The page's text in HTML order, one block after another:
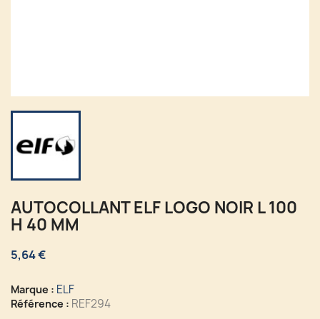
AUTOCOLLANT ELF LOGO NOIR L 100
H 40 MM
5,64 €
Marque : ELF
Référence : REF294